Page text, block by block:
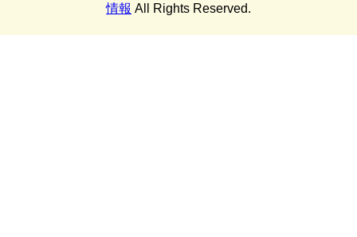
情報 All Rights Reserved.